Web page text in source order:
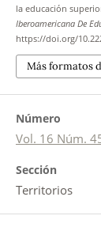
la educación
Iberoamericana De
https://doi.org/
Más formatos
Número
Vol. 16 Núm.
Sección
Territorios